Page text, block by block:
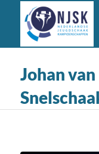
Johan